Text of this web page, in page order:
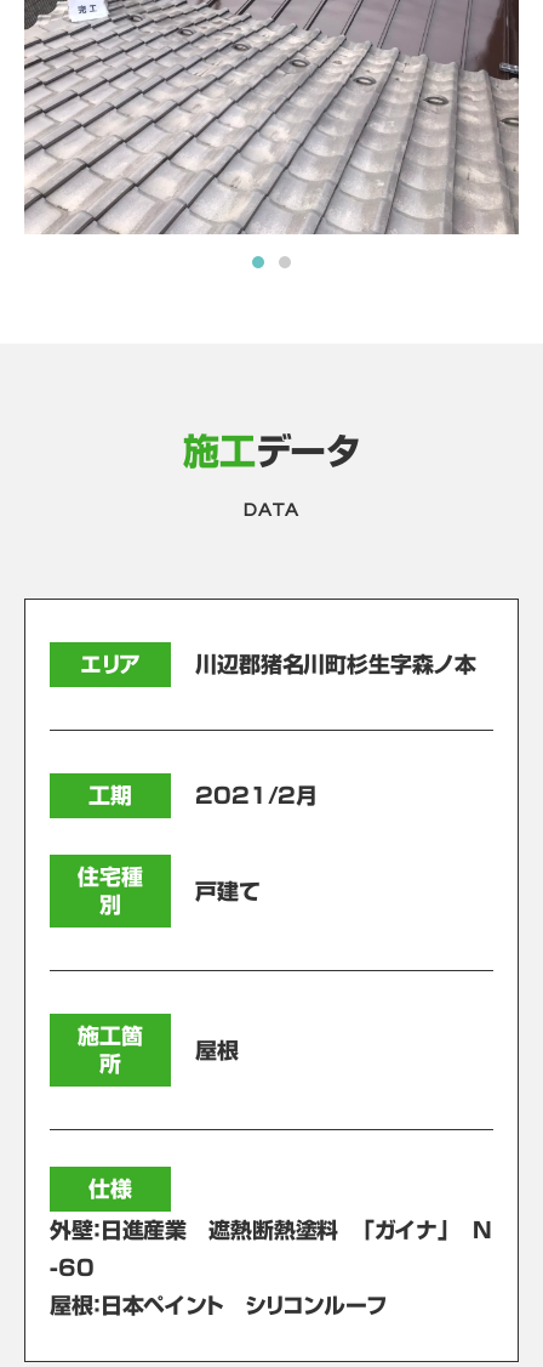
施工データ
DATA
エリア 川辺郡猪名川町杉生字森ノ本
工期 2021/2月
住宅種
別
戸建て
施工箇
所
屋根
仕様
外壁：日進産業 遮熱断熱塗料 「ガイナ」 N
-60
屋根：日本ペイント シリコンルーフ